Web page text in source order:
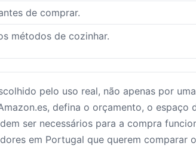
de comprar.
métodos de cozinhar.
pelo uso real, não apenas por
defina o orçamento, o espaço
ser necessários para a compra
em Portugal que querem comparar